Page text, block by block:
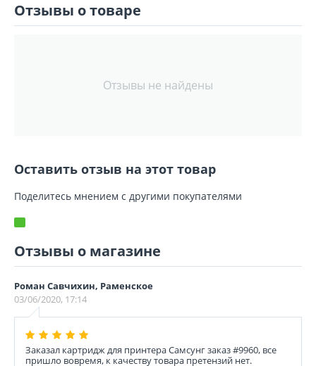
Отзывы о товаре
Отзывы не найдены
Оставить отзыв на этот товар
Поделитесь мнением с другими покупателями
Отзывы о магазине
Роман Савчихин, Раменское
03/06/2020, 17:14
Заказал картридж для принтера Самсунг заказ #9960, все
пришло вовремя, к качеству товара претензий нет.